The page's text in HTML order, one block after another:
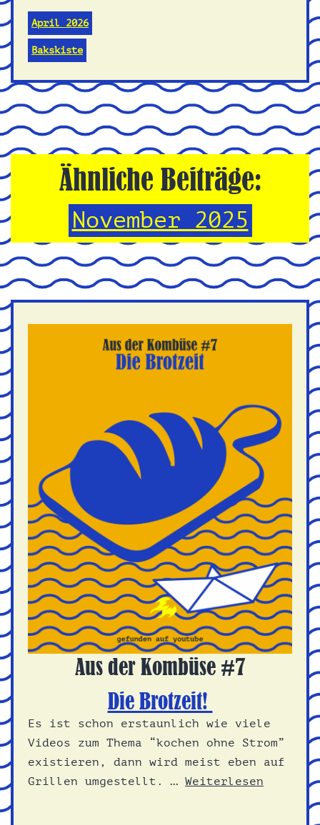
April 2026
Bakskiste
Ähnliche Beiträge:
November 2025
Aus der Kombüse #7
Die Brotzeit!
Es ist schon erstaunlich wie viele
Videos zum Thema “kochen ohne Strom”
existieren, dann wird meist eben auf
Grillen umgestellt. … Weiterlesen